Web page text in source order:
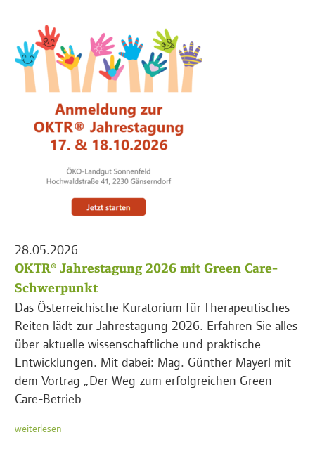
28.05.2026
OKTR® Jahrestagung 2026 mit Green Care-
Schwerpunkt
Das Österreichische Kuratorium für Therapeutisches
Reiten lädt zur Jahrestagung 2026. Erfahren Sie alles
über aktuelle wissenschaftliche und praktische
Entwicklungen. Mit dabei: Mag. Günther Mayerl mit
dem Vortrag „Der Weg zum erfolgreichen Green
Care-Betrieb
weiterlesen